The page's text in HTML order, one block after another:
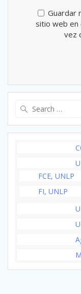
Guardar
sitio web en
vez
FCE, UNLP
FI, UNLP